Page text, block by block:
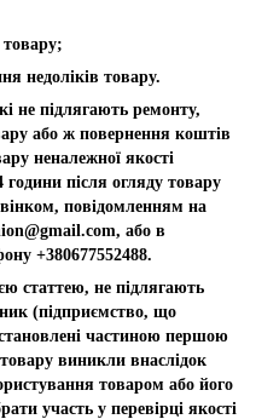
товару;
недоліків товару.
не підлягають ремонту,
або ж повернення коштів
неналежної якості
після огляду товару
повідомленням на
, або в
+380677552488.
статтею, не підлягають
(підприємство, що
частиною першою
товару виникли внаслідок
товаром або його
участь у перевірці якості